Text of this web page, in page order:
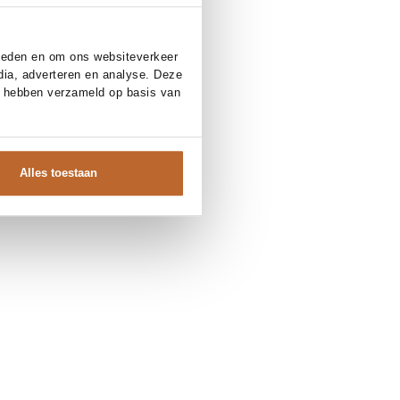
en om ons websiteverkeer
adverteren en analyse. Deze
verzameld op basis van
Alles toestaan